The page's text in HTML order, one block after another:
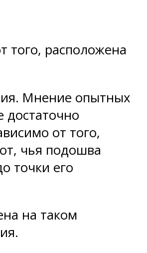
того, расположена
Мнение опытных
достаточно
от того,
чья подошва
точки его
на таком